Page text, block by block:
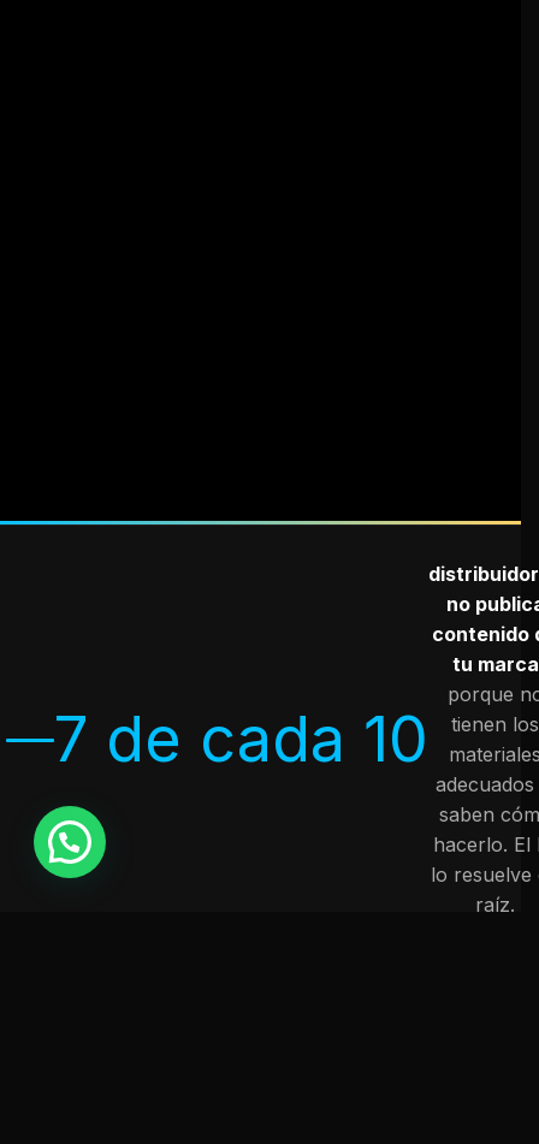
7 de cada 10
no
contenido
tu marca
porque
tienen los
adecuados
saben
hacerlo. El
lo resuelve
raíz.